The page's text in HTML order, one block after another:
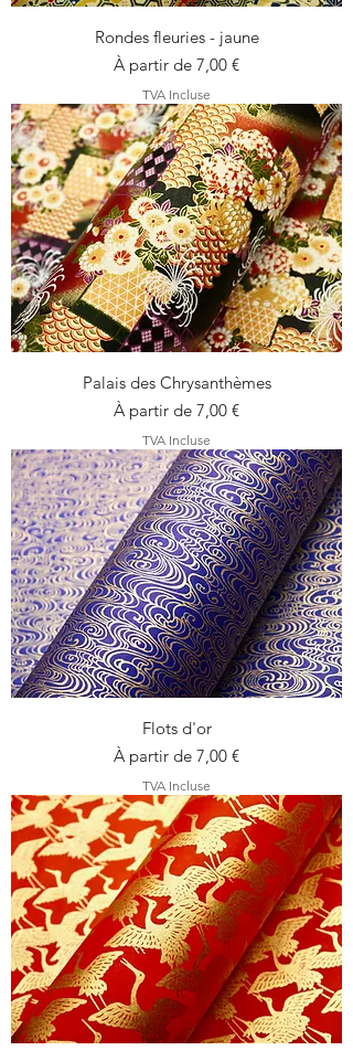
Rondes fleuries - jaune
À partir de 7,00 €
Prix promotionnel
TVA Incluse
Palais des Chrysanthèmes
À partir de 7,00 €
Prix promotionnel
TVA Incluse
Flots d'or
À partir de 7,00 €
Prix promotionnel
TVA Incluse